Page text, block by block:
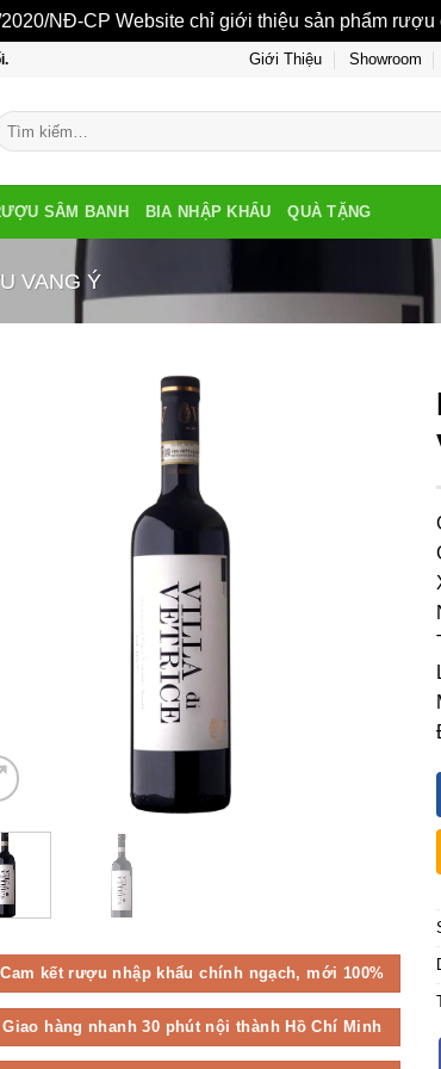
NĐ-CP Website chỉ giới thiệu sản phẩm rượu
Giới Thiệu Showroom
SÂM BANH BIA NHẬP KHẨU QUÀ TẶNG
VANG Ý
Cam kết rượu nhập khẩu chính ngạch, mới 100%
Giao hàng nhanh 30 phút nội thành Hồ Chí Minh